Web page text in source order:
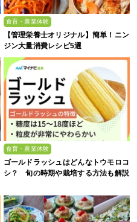
食育・農業体験
【管理栄養士オリジナル】簡単！ニン
ジン大量消費レシピ5選
食育・農業体験
ゴールドラッシュはどんなトウモロコ
シ？ 旬の時期や栽培する方法も解説